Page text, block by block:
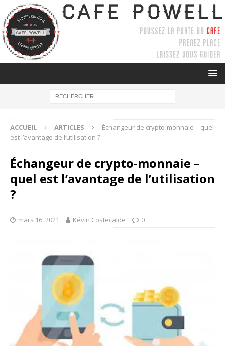
ACCUEIL ARTICLES
Échangeur de crypto-monnaie – quel
est l’avantage de l’utilisation ?
Échangeur de crypto-monnaie –
quel est l’avantage de l’utilisation
?
mars 16, 2021 Kévin Costecalde 0